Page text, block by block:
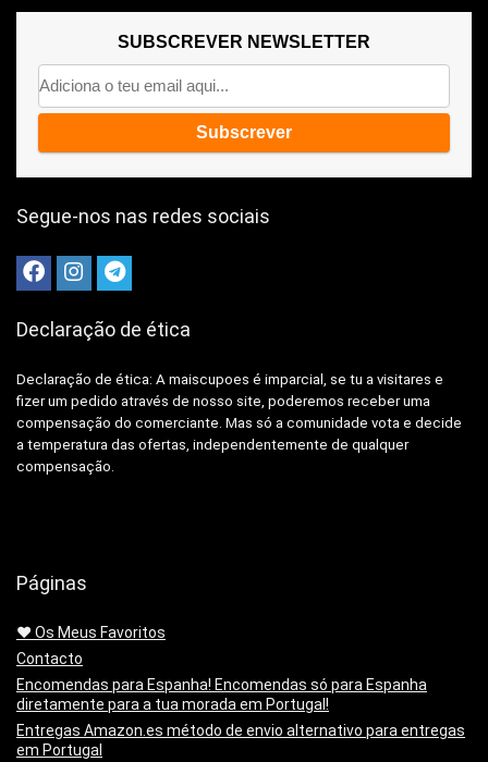
SUBSCREVER NEWSLETTER
Segue-nos nas redes sociais
Declaração de ética
Declaração de ética: A maiscupoes é imparcial, se tu a visitares e
fizer um pedido através de nosso site, poderemos receber uma
compensação do comerciante. Mas só a comunidade vota e decide
a temperatura das ofertas, independentemente de qualquer
compensação.
Páginas
❤️ Os Meus Favoritos
Contacto
Encomendas para Espanha! Encomendas só para Espanha
diretamente para a tua morada em Portugal!
Entregas Amazon.es método de envio alternativo para entregas
em Portugal